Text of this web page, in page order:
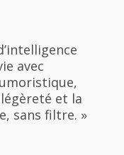
avec
et la
sans filtre. »